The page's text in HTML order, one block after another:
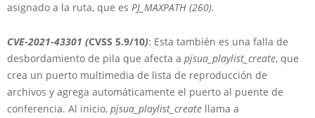
asignado a la ruta, que es PJ_MAXPATH (260).
CVE-2021-43301 (CVSS 5.9/10): Esta también es una falla de
desbordamiento de pila que afecta a pjsua_playlist_create, que
crea un puerto multimedia de lista de reproducción de
archivos y agrega automáticamente el puerto al puente de
conferencia. Al inicio, pjsua_playlist_create llama a